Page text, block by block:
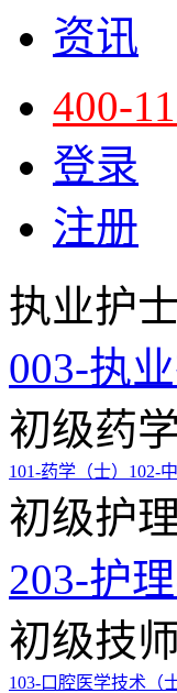
资讯
400-
登录
注册
执业护
003-执
初级药学
101-药学（士） 102-
初级护理
203-护
初级技师
103-口腔医学技术（士